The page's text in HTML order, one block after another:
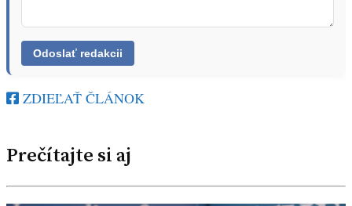
ZDIEĽAŤ ČLÁNOK
Prečítajte si aj